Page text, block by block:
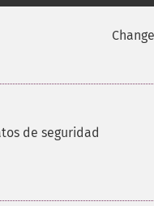
de seguridad